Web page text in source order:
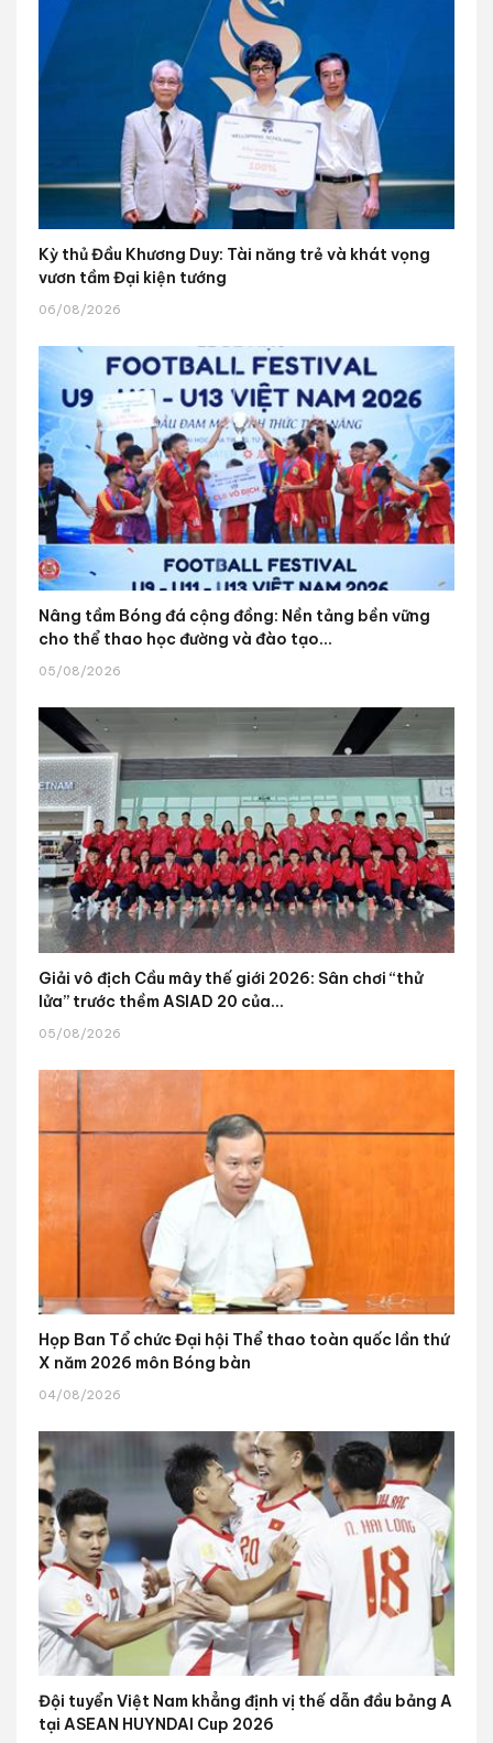
Kỳ thủ Đầu Khương Duy: Tài năng trẻ và khát vọng
vươn tầm Đại kiện tướng
06/08/2026
Nâng tầm Bóng đá cộng đồng: Nền tảng bền vững
cho thể thao học đường và đào tạo...
05/08/2026
Giải vô địch Cầu mây thế giới 2026: Sân chơi “thử
lửa” trước thềm ASIAD 20 của...
05/08/2026
Họp Ban Tổ chức Đại hội Thể thao toàn quốc lần thứ
X năm 2026 môn Bóng bàn
04/08/2026
Đội tuyển Việt Nam khẳng định vị thế dẫn đầu bảng A
tại ASEAN HUYNDAI Cup 2026